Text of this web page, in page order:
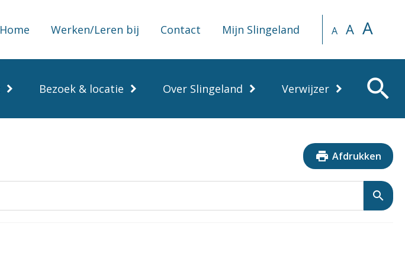
Home Werken/Leren bij Contact Mijn Slingeland A A A
Bezoek & locatie Over Slingeland Verwijzer search
print Afdrukken
search